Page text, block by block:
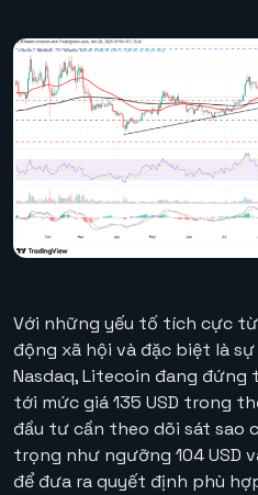
Với những yếu tố tích cực
động xã hội và đặc biệt là sự
Nasdaq, Litecoin đang
tới mức giá 135 USD trong
đầu tư cần theo dõi sát sao
trọng như ngưỡng 104 USD
để đưa ra quyết định phù